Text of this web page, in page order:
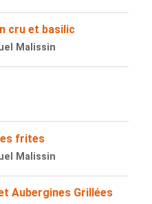
cru et basilic
Malissin
frites
Malissin
Aubergines Grillées